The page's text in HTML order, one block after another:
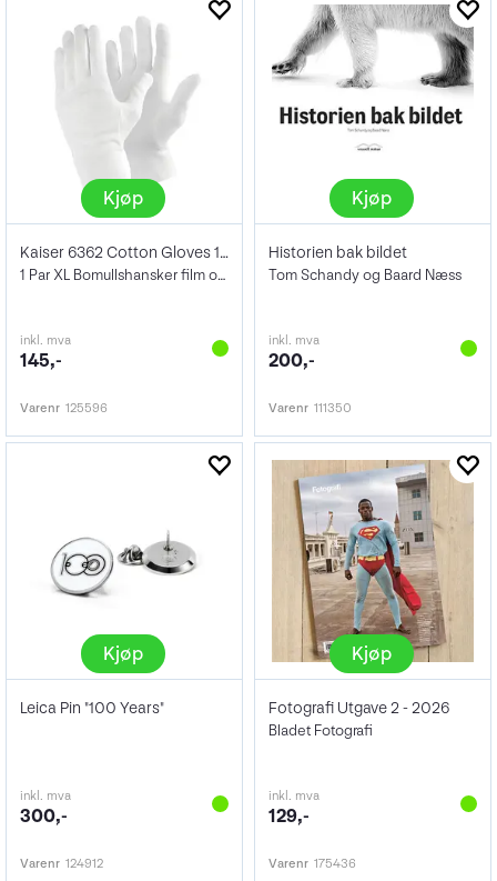
Kjøp
Kaiser 6362 Cotton Gloves 1 par str. XL
1 Par XL Bomullshansker film og papir
inkl. mva
145,-
Varenr 125596
Kjøp
Historien bak bildet
Tom Schandy og Baard Næss
inkl. mva
200,-
Varenr 111350
Kjøp
Leica Pin "100 Years"
inkl. mva
300,-
Varenr 124912
Kjøp
Fotografi Utgave 2 - 2026
Bladet Fotografi
inkl. mva
129,-
Varenr 175436